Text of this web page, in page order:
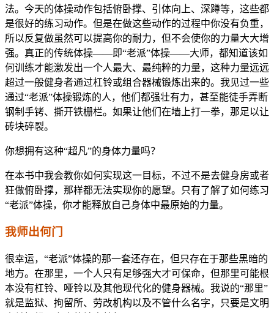
法。今天的体操动作包括俯卧撑、引体向上、深蹲等，这些都
是很好的练习动作。但是在做这些动作的过程中你没有负重，
所以反复做虽然可以提高你的耐力，但不会使你的力量大大增
强。真正的传统体操——即“老派”体操——大师，都知道该如
何训练才能激发出一个人最大、最纯粹的力量，这种力量远远
超过一般健身者通过杠铃或组合器械锻炼出来的。我见过一些
通过“老派”体操锻炼的人，他们都强壮有力，甚至能徒手弄断
钢制手铐、撕开铁栅栏。如果让他们在墙上打一拳，那足以让
砖块碎裂。
你想拥有这种“超凡”的身体力量吗？
在本书中我会教你如何实现这一目标，不过不是去健身房或者
狂做俯卧撑，那样都无法实现你的愿望。只有了解了如何练习
“老派”体操，你才能释放自己身体中最原始的力量。
我师出何门
很幸运，“老派”体操的那一套还存在，但只存在于那些黑暗的
地方。在那里，一个人只有足够强大才可保命，但那里可能根
本没有杠铃、哑铃以及其他现代化的健身器械。我说的“那里”
就是监狱、拘留所、劳改机构以及不管什么名字，只要是文明